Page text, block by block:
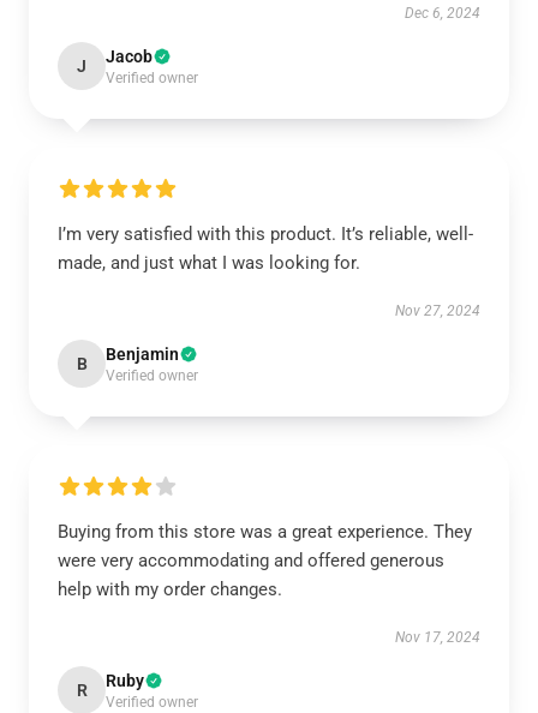
Dec 6, 2024
J Jacob
Verified owner
I’m very satisfied with this product. It’s reliable, well-
made, and just what I was looking for.
Nov 27, 2024
B Benjamin
Verified owner
Buying from this store was a great experience. They
were very accommodating and offered generous
help with my order changes.
Nov 17, 2024
R Ruby
Verified owner